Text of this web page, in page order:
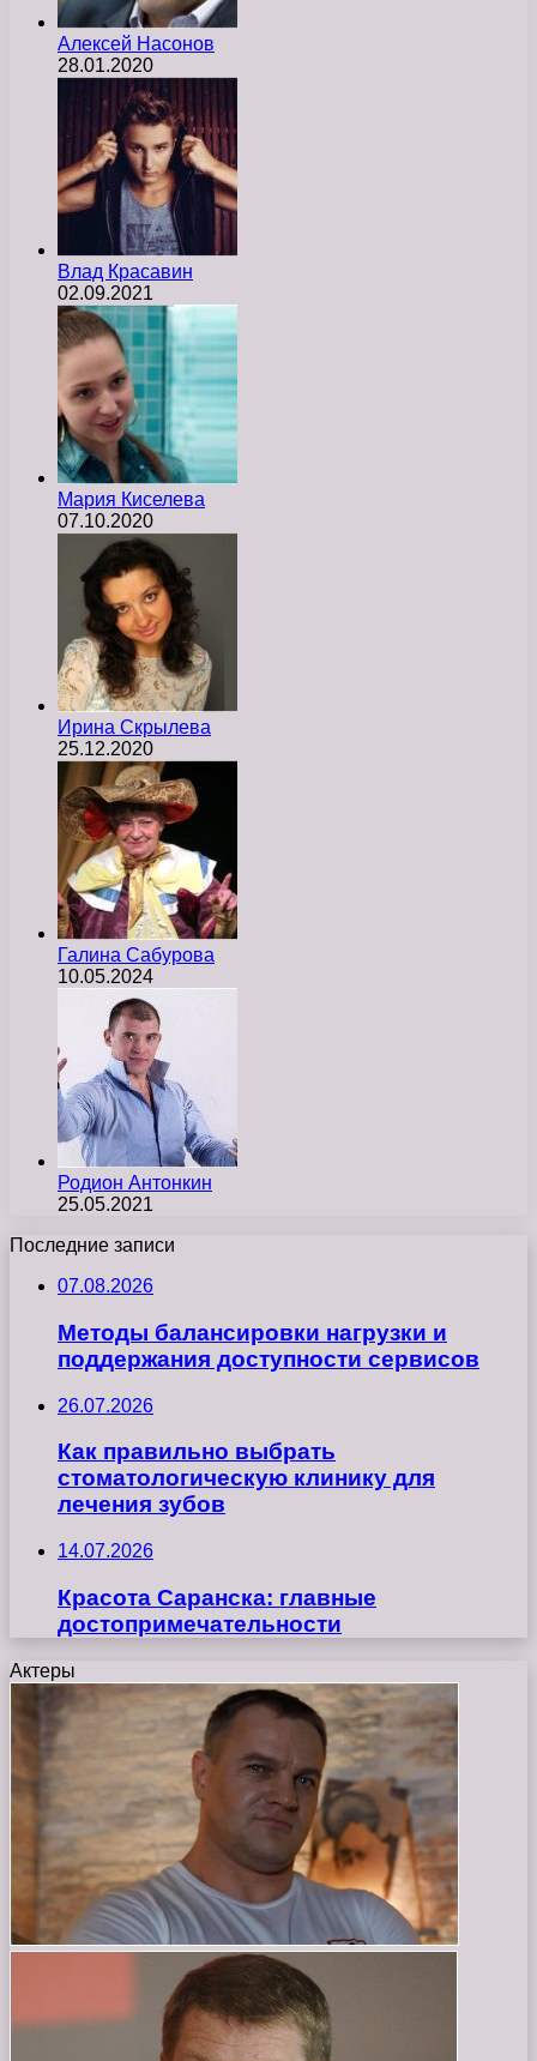
Алексей Насонов
28.01.2020
Влад Красавин
02.09.2021
Мария Киселева
07.10.2020
Ирина Скрылева
25.12.2020
Галина Сабурова
10.05.2024
Родион Антонкин
25.05.2021
Последние записи
07.08.2026
Методы балансировки нагрузки и
поддержания доступности сервисов
26.07.2026
Как правильно выбрать
стоматологическую клинику для
лечения зубов
14.07.2026
Красота Саранска: главные
достопримечательности
Актеры